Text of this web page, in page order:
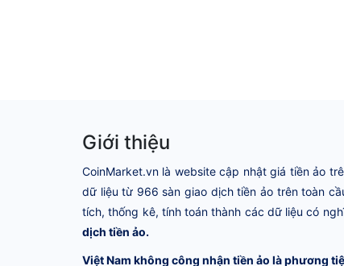
Giới thiệu
CoinMarket.vn là website cập nhật giá tiền ảo
dữ liệu từ 966 sàn giao dịch tiền ảo trên toàn
tích, thống kê, tính toán thành các dữ liệu có
dịch tiền ảo.
Việt Nam không công nhận tiền ảo là phương